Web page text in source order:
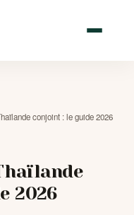
conjoint : le guide 2026
2026